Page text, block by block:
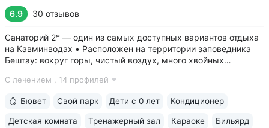
6.9 30 отзывов
Санаторий 2* — один из самых доступных вариантов отдыха
на Кавминводах • Расположен на территории заповедника
Бештау: вокруг горы, чистый воздух, много хвойных
терренкур по лесной тропе, цветники и места для отдыха •
С лечением , 14 профилей
Бювет Свой парк Дети с 0 лет Кондиционер
Детская комната Тренажерный зал Караоке Бильярд